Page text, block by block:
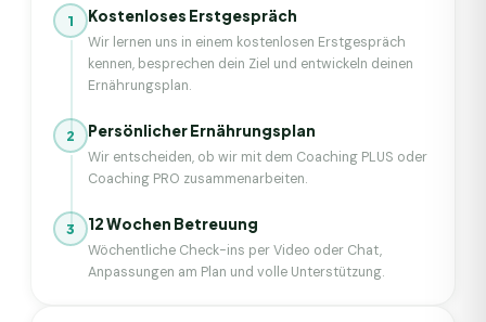
1 Kostenloses Erstgespräch
Wir lernen uns in einem kostenlosen Erstgespräch
kennen, besprechen dein Ziel und entwickeln deinen
Ernährungsplan.
2 Persönlicher Ernährungsplan
Wir entscheiden, ob wir mit dem Coaching PLUS oder
Coaching PRO zusammenarbeiten.
3 12 Wochen Betreuung
Wöchentliche Check-ins per Video oder Chat,
Anpassungen am Plan und volle Unterstützung.